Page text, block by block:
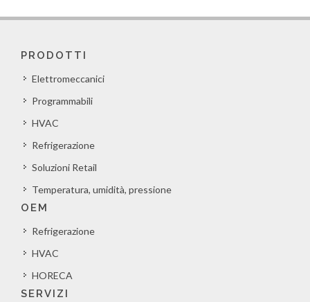
PRODOTTI
Elettromeccanici
Programmabili
HVAC
Refrigerazione
Soluzioni Retail
Temperatura, umidità, pressione
OEM
Refrigerazione
HVAC
HORECA
SERVIZI